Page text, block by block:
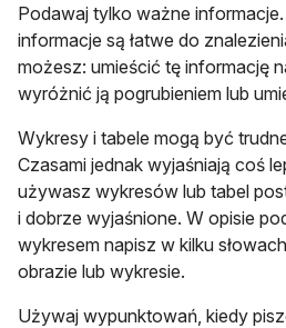
Podawaj tylko ważne
informacje są łatwe do
możesz: umieścić tę informację
wyróżnić ją pogrubieniem lub
Wykresy i tabele mogą być
Czasami jednak wyjaśniają coś
używasz wykresów lub tabel
i dobrze wyjaśnione. W opisie
wykresem napisz w kilku
obrazie lub wykresie.
Używaj wypunktowań, kiedy